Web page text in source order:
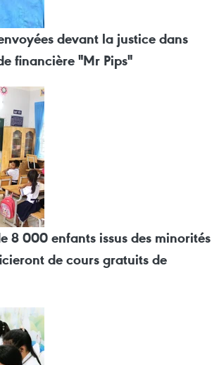
devant la justice dans
financière "Mr Pips"
8 000 enfants issus des minorités
de cours gratuits de